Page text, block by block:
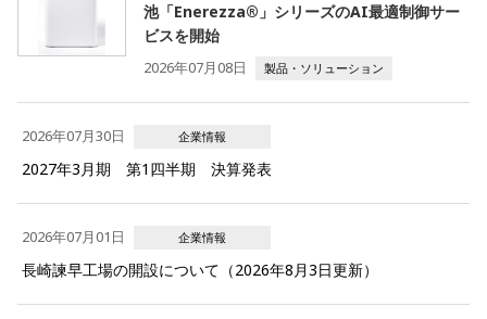
池「Enerezza®」シリーズのAI最適制御サー
ビスを開始
2026年07月08日 製品・ソリューション
2026年07月30日 企業情報
2027年3月期 第1四半期 決算発表
2026年07月01日 企業情報
長崎諫早工場の開設について（2026年8月3日更新）